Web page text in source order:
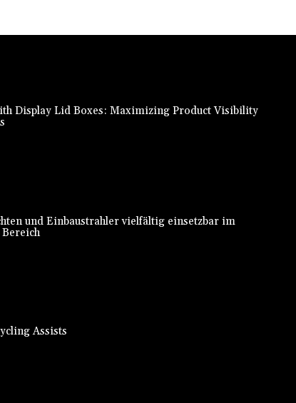
Display Lid Boxes: Maximizing Product Visibility
und Einbaustrahler vielfältig einsetzbar im
Assists